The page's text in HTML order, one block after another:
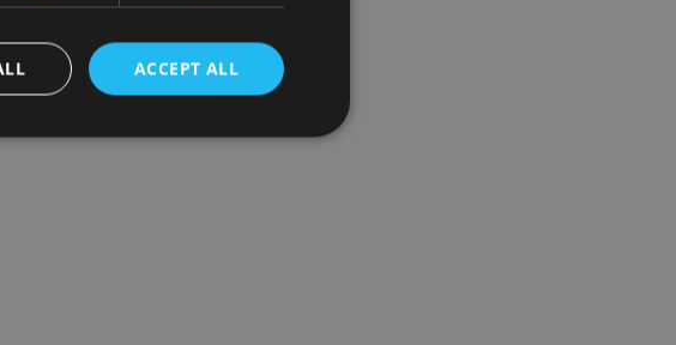
ACCEPT ALL